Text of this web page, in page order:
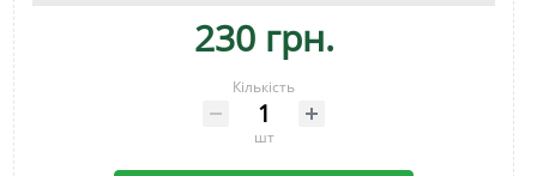
230 грн.
Кількість
шт